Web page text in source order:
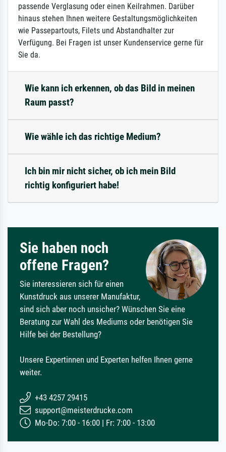
passende Verglasung oder einen Keilrahmen. Darüber
hinaus stehen Ihnen weitere Gestaltungsmöglichkeiten
wie Passepartouts, Filets und Abstandhalter zur
Verfügung. Bei Fragen ist unser Kundenservice gerne für
Sie da.
Wie kann ich erkennen, ob das Bild in meinen
Raum passt?
Wie wähle ich das richtige Medium?
Ich bin mir nicht sicher, ob ich mein Bild
richtig konfiguriert habe!
Sie haben noch
offene Fragen?
Sie interessieren sich für einen
Kunstdruck aus unserer Manufaktur,
sind sich aber noch unsicher? Wünschen Sie eine
Beratung zur Wahl des Mediums oder benötigen Sie
Hilfe bei der Bestellung?
Unsere Expertinnen und Experten helfen Ihnen gerne
weiter.
+43 4257 29415
support@meisterdrucke.com
Mo-Do: 7:00 - 16:00 | Fr: 7:00 - 13:00